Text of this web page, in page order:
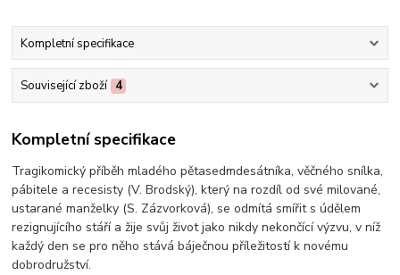
Kompletní specifikace
Související zboží 4
Kompletní specifikace
Tragikomický příběh mladého pětasedmdesátníka, věčného snílka,
pábitele a recesisty (V. Brodský), který na rozdíl od své milované,
ustarané manželky (S. Zázvorková), se odmítá smířit s údělem
rezignujícího stáří a žije svůj život jako nikdy nekončící výzvu, v níž
každý den se pro něho stává báječnou příležitostí k novému
dobrodružství.